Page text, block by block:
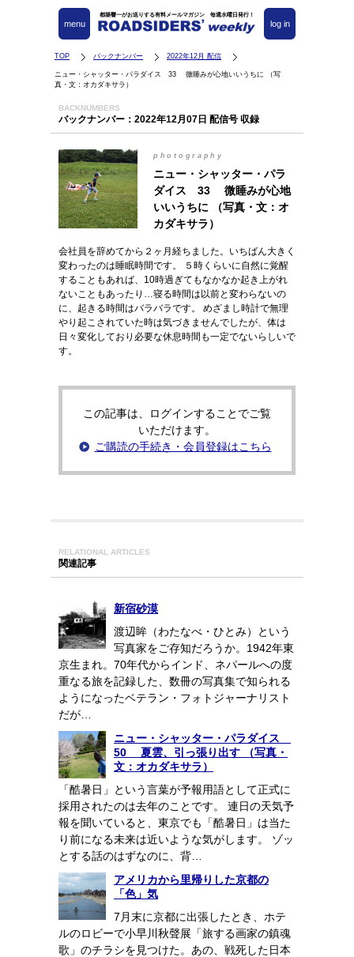
都築響一がお送りする有料メールマガジン 毎週水曜日発行！
log in
menu
TOP バックナンバー 2022年12月 配信
ニュー・シャッター・パラダイス 33 微睡みが心地いいうちに （写
真・文：オカダキサラ）
BACKNUMBERS
バックナンバー：2022年12月07日 配信号 収録
photography
ニュー・シャッター・パラ
ダイス 33 微睡みが心地
いいうちに （写真・文：オ
カダキサラ）
会社員を辞めてから２ヶ月経ちました。いちばん大きく
変わったのは睡眠時間です。 ５時くらいに自然に覚醒
することもあれば、10時過ぎてもなかなか起き上がれ
ないこともあったり…寝る時間は以前と変わらないの
に、起きる時間はバラバラです。 めざまし時計で無理
やり起こされていた時は気づきませんでしたが、体は
日々変化しており必要な休息時間も一定でないらしいで
す。
この記事は、ログインすることでご覧
いただけます。
ご購読の手続き・会員登録はこちら
RELATIONAL ARTICLES
関連記事
新宿砂漠
渡辺眸（わたなべ・ひとみ）という
写真家をご存知だろうか。1942年東
京生まれ。70年代からインド、ネパールへの度
重なる旅を記録した、数冊の写真集で知られる
ようになったベテラン・フォトジャーナリスト
だが…
ニュー・シャッター・パラダイス
50 夏雲、引っ張り出す （写真・
文：オカダキサラ）
「酷暑日」という言葉が予報用語として正式に
採用されたのは去年のことです。 連日の天気予
報を聞いていると、東京でも「酷暑日」は当た
り前になる未来は近いような気がします。 ゾッ
とする話のはずなのに、背…
アメリカから里帰りした京都の
「色」気
7月末に京都に出張したとき、ホテ
ルのロビーで小早川秋聲展「旅する画家の鎮魂
歌」のチラシを見つけた。あの、戦死した日本